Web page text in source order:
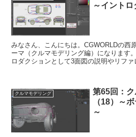
～イントロ
みなさん、こんにちは。CGWORLDの西原です。 今回
ーマ（クルマモデリング編）になります
ロダクションとして3面図の説明やリフ
クルマモデリング
第65回：
（18）～
～